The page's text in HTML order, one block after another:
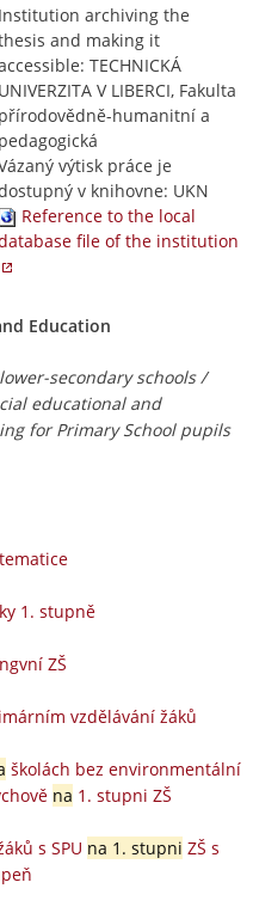
Institution archiving the
and making it
TECHNICKÁ
UNIVERZITA V LIBERCI, Fakulta
přírodovědně-humanitní a
pedagogická
výtisk práce je
v knihovne: UKN
Reference to the local
file of the institution
Education
secondary schools /
educational and
for Primary School pupils
1. stupně
ZŠ
vzdělávání žáků
školách bez environmentální
na 1. stupni ZŠ
s SPU na 1. stupni ZŠ s